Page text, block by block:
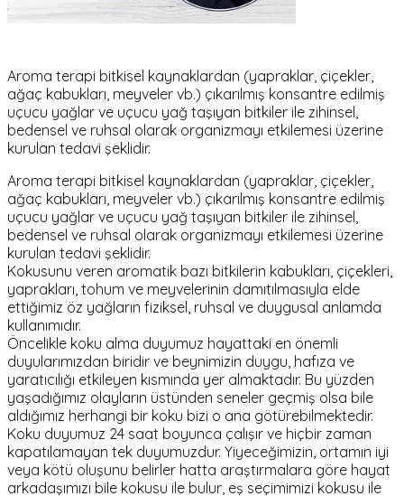
Aroma terapi bitkisel kaynaklardan (yapraklar, çiçekler,
ağaç kabukları, meyveler vb.) çıkarılmış konsantre edilmiş
uçucu yağlar ve uçucu yağ taşıyan bitkiler ile zihinsel,
bedensel ve ruhsal olarak organizmayı etkilemesi üzerine
kurulan tedavi şeklidir.
Aroma terapi bitkisel kaynaklardan (yapraklar, çiçekler,
ağaç kabukları, meyveler vb.) çıkarılmış konsantre edilmiş
uçucu yağlar ve uçucu yağ taşıyan bitkiler ile zihinsel,
bedensel ve ruhsal olarak organizmayı etkilemesi üzerine
kurulan tedavi şeklidir.
Kokusunu veren aromatik bazı bitkilerin kabukları, çiçekleri,
yaprakları, tohum ve meyvelerinin damıtılmasıyla elde
ettiğimiz öz yağların fiziksel, ruhsal ve duygusal anlamda
kullanımıdır.
Öncelikle koku alma duyumuz hayattaki en önemli
duyularımızdan biridir ve beynimizin duygu, hafıza ve
yaratıcılığı etkileyen kısmında yer almaktadır. Bu yüzden
yaşadığımız olayların üstünden seneler geçmiş olsa bile
aldığımız herhangi bir koku bizi o ana götürebilmektedir.
Koku duyumuz 24 saat boyunca çalışır ve hiçbir zaman
kapatılamayan tek duyumuzdur. Yiyeceğimizin, ortamın iyi
veya kötü oluşunu belirler hatta araştırmalara göre hayat
arkadaşımızı bile kokusu ile bulur, eş seçimimizi kokusu ile